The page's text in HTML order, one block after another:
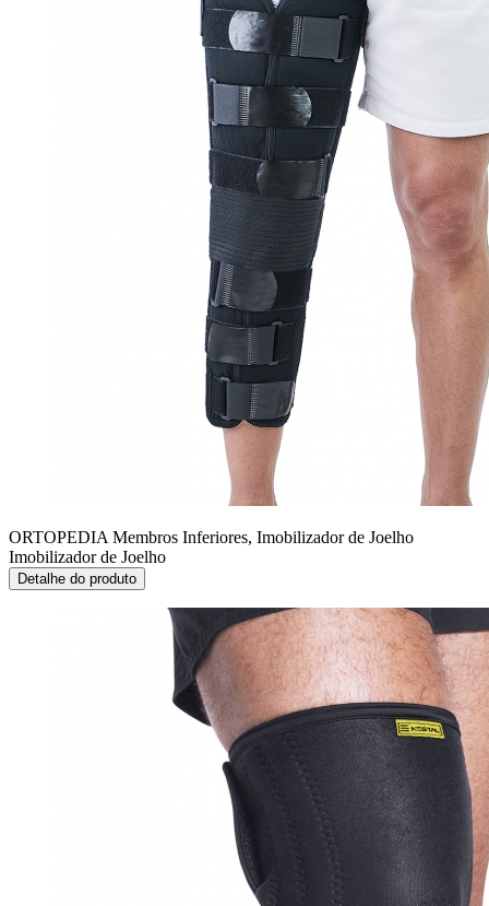
ORTOPEDIA Membros Inferiores, Imobilizador de Joelho
Imobilizador de Joelho
Detalhe do produto